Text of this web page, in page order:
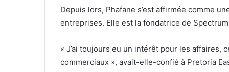
Depuis lors, Phafane s’est affirmée comme
entreprises. Elle est la fondatrice de
« J’ai toujours eu un intérêt pour les affaires,
commerciaux », avait-elle-confié à Pretoria